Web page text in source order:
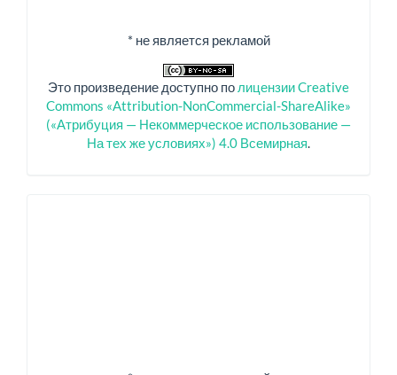
* не является рекламой
Это произведение доступно по лицензии Creative
Commons «Attribution-NonCommercial-ShareAlike»
(«Атрибуция — Некоммерческое использование —
На тех же условиях») 4.0 Всемирная.